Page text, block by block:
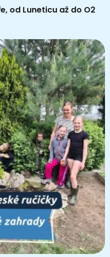
od Luneticu až do O2